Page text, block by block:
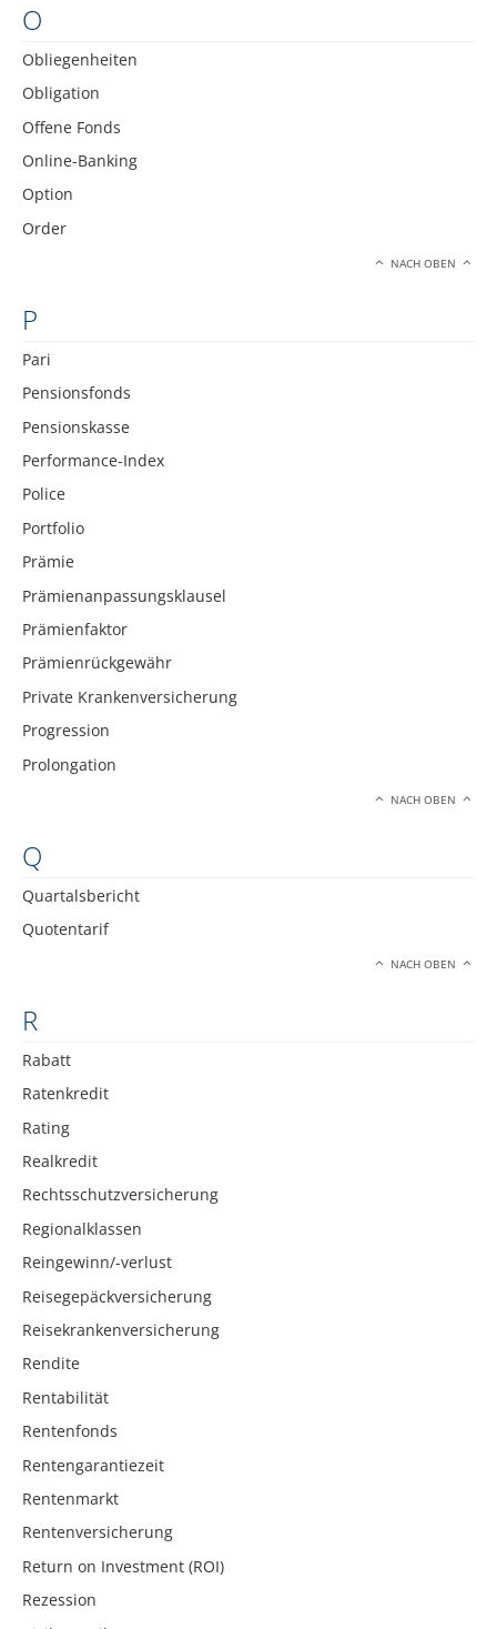
O
Obliegenheiten
Obligation
Offene Fonds
Online-Banking
Option
Order
NACH OBEN
P
Pari
Pensionsfonds
Pensionskasse
Performance-Index
Police
Portfolio
Prämie
Prämienanpassungsklausel
Prämienfaktor
Prämienrückgewähr
Private Krankenversicherung
Progression
Prolongation
NACH OBEN
Q
Quartalsbericht
Quotentarif
NACH OBEN
R
Rabatt
Ratenkredit
Rating
Realkredit
Rechtsschutzversicherung
Regionalklassen
Reingewinn/-verlust
Reisegepäckversicherung
Reisekrankenversicherung
Rendite
Rentabilität
Rentenfonds
Rentengarantiezeit
Rentenmarkt
Rentenversicherung
Return on Investment (ROI)
Rezession